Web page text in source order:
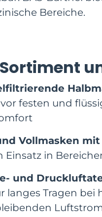
Bereiche.
festen und
Vollmasken
Einsatz in
und
langes Tragen